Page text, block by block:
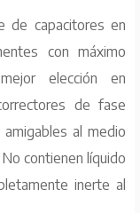
de capacitores en
con máximo
elección en
de fase
amigables al medio
contienen líquido
inerte al